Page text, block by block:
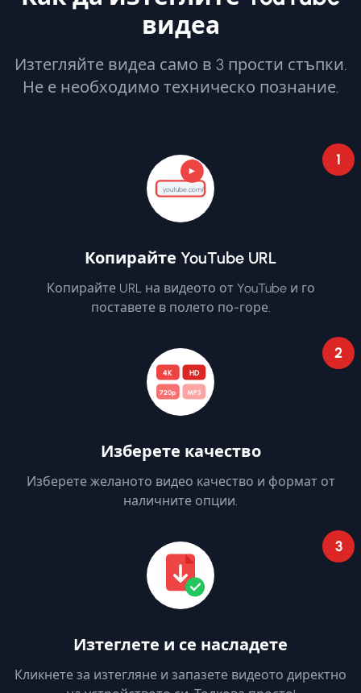
видеа
Изтегляйте видеа само в 3 прости стъпки.
Не е необходимо техническо познание.
youtube.com/...
1
Копирайте YouTube URL
Копирайте URL на видеото от YouTube и го
поставете в полето по-горе.
4K HD
720p MP3
2
Изберете качество
Изберете желаното видео качество и формат от
наличните опции.
3
Изтеглете и се насладете
Кликнете за изтегляне и запазете видеото директно